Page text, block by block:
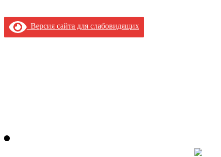
Версия сайта для слабовидящих